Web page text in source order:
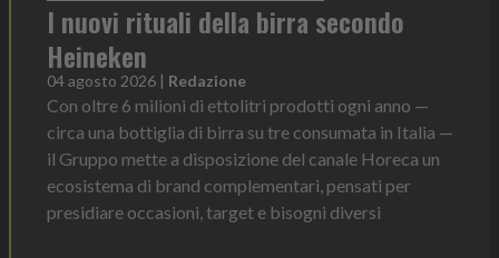
I nuovi rituali della birra secondo
Heineken
04 agosto 2026 | Redazione
Con oltre 6 milioni di ettolitri prodotti ogni anno —
circa una bottiglia di birra su tre consumata in Italia —
il Gruppo mette a disposizione del canale Horeca un
ecosistema di brand complementari, pensati per
presidiare occasioni, target e bisogni diversi